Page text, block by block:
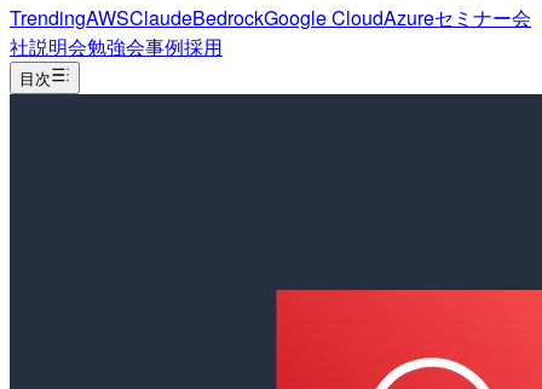
TrendingAWSClaudeBedrockGoogle CloudAzureセミナー会
社説明会勉強会事例採用
目次